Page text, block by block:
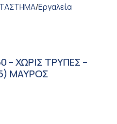
/Εργαλεία
– ΧΩΡΙΣ TΡΥΠΕΣ –
ΜΑΥΡΟΣ